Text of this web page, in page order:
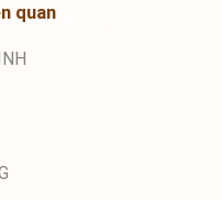
quan